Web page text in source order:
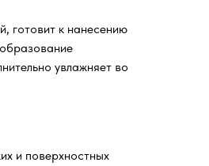
готовит к нанесению
увлажняет во
и поверхностных